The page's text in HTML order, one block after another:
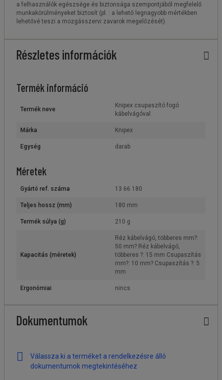
a felhasználók egészsége és biztonsága szempontjából megfelelő
munkakörülményeket biztosít (pl. : a lehető legnagyobb mértékben
lehetővé teszi a mozgásszervi zavarok megelőzését).
Részletes információk
Termék információ
Termék neve
Knipex csupaszító fogó
kábelvágóval
Márka Knipex
Egység darab
Méretek
Gyártó ref. száma 13 66 180
Teljes hossz (mm) 180 mm
Termék súlya (g) 210 g
Kapacitás (méretek)
Réz kábelvágó, többeres mm?:
50 mm? Réz kábelvágó,
többeres ?: 15 mm Csupaszítás
mm?: 10 mm? Csupaszítás ?: 5
mm
Ergonómiai nincs
Dokumentumok
Válassza ki a terméket a rendelkezésre álló
dokumentumok megtekintéséhez